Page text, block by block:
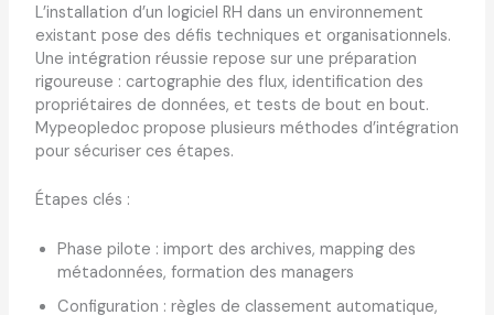
L’installation d’un logiciel RH dans un environnement
existant pose des défis techniques et organisationnels.
Une intégration réussie repose sur une préparation
rigoureuse : cartographie des flux, identification des
propriétaires de données, et tests de bout en bout.
Mypeopledoc propose plusieurs méthodes d’intégration
pour sécuriser ces étapes.
Étapes clés :
Phase pilote : import des archives, mapping des
métadonnées, formation des managers
Configuration : règles de classement automatique,